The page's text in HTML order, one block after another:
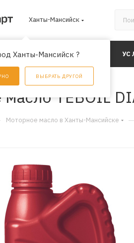
Ханты-Мансийск
Ханты-Мансийск ?
ВЫБРАТЬ ДРУГОЙ
АКЦИИ
TEBOIL
Моторное масло в Ханты-Мансийске —